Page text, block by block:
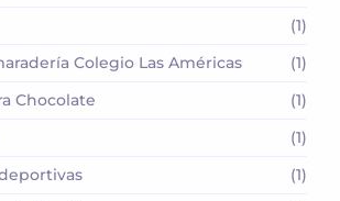
(1)
Colegio Las Américas
(1)
Chocolate
(1)
(1)
(1)